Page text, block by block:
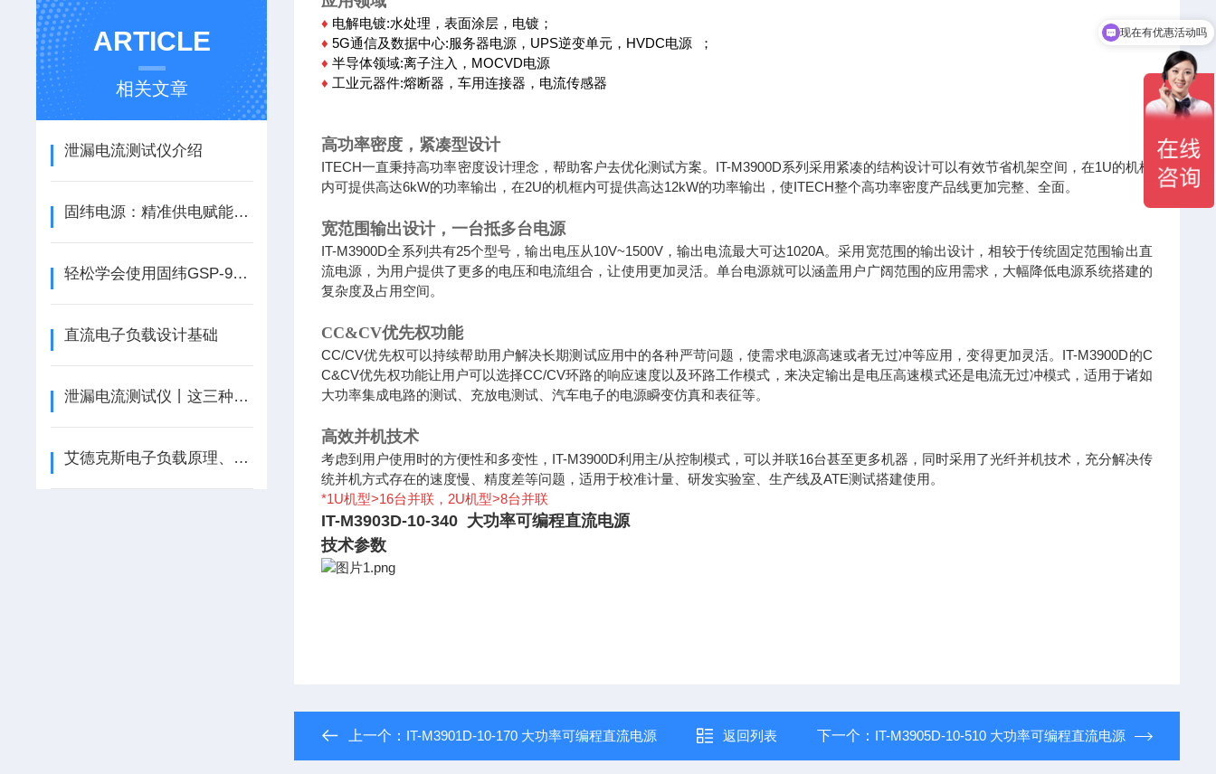
ARTICLE
相关文章
泄漏电流测试仪介绍
固纬电源：精准供电赋能创新，铸就电子测量信赖基石
轻松学会使用固纬GSP-9330频谱分析仪
直流电子负载设计基础
泄漏电流测试仪丨这三种泄漏电流的测试方法哪种正确？
艾德克斯电子负载原理、应用与优势
♦ 电解电镀:水处理，表面涂层，电镀；
♦5G通信及数据中心:服务器电源， UPS逆变单元， HVDC电源
；
♦半导体领域:离子注入， MOCVD电源
♦ 工业元器件:熔断器，车用连接器，电流传感器
高功率密度，紧凑型设计
ITECH一直秉持高功率密度设计理念，帮助客户去优化测试方案。IT-M3900D系列采用紧凑的结构设计可以有效节省机架空间，在1U的机框
内可提供高达6kW的功率输出，在2U的机框内可提供高达12kW的功率输出，使ITECH整个高功率密度产品线更加完整、全面。
宽范围输出设计，一台抵多台电源
IT-M3900D全系列共有25个型号，输出电压从10V~1500V，输出电流最大可达1020A。采用宽范围的输出设计，相较于传统固定范围输出直
流电源，为用户提供了更多的电压和电流组合，让使用更加灵活。单台电源就可以涵盖用户广阔范围的应用需求，大幅降低电源系统搭建的
复杂度及占用空间。
CC&CV优先权功能
CC/CV优先权可以持续帮助用户解决长期测试应用中的各种严苛问题，使需求电源高速或者无过冲等应用，变得更加灵活。IT-M3900D的C
C&CV优先权功能让用户可以选择CC/CV环路的响应速度以及环路工作模式，来决定输出是电压高速模式还是电流无过冲模式，适用于诸如
大功率集成电路的测试、充放电测试、汽车电子的电源瞬变仿真和表征等。
高效并机技术
考虑到用户使用时的方便性和多变性，IT-M3900D利用主/从控制模式，可以并联16台甚至更多机器，同时采用了光纤并机技术，充分解决传
统并机方式存在的速度慢、精度差等问题，适用于校准计量、研发实验室、生产线及ATE测试搭建使用。
*1U机型>16台并联，2U机型>8台并联
IT-M3903D-10-340 大功率可编程直流电源
技术参数
上一个： IT-M3901D-10-170 大功率可编程直流电源 返回列表 下一个： IT-M3905D-10-510 大功率可编程直流电源
现在有优惠活动吗